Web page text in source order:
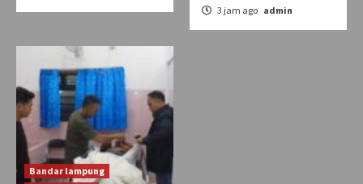
3 jam ago admin
Bandar lampung